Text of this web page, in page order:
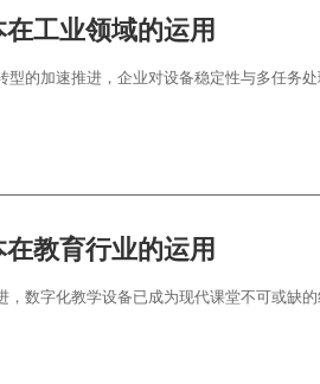
工业领域的运用
型的加速推进，企业对设备稳定性与多任务
教育行业的运用
，数字化教学设备已成为现代课堂不可或缺